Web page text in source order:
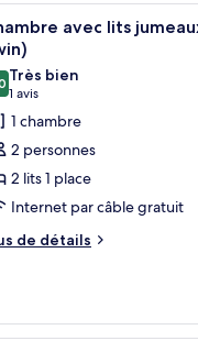
une chaise, un
:
13
avec lits
sur 10
Très bien
1 avis
(1 avis)
1 chambre
2 personnes
2 lits 1 place
Internet par câble gratuit
de détails